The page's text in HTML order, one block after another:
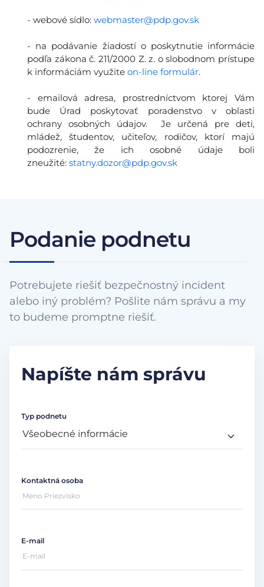
- webové sídlo: webmaster@pdp.gov.sk
- na podávanie žiadostí o poskytnutie informácie
podľa zákona č. 211/2000 Z. z. o slobodnom prístupe
k informáciám využite on-line formulár.
- emailová adresa, prostredníctvom ktorej Vám
bude Úrad poskytovať poradenstvo v oblasti
ochrany osobných údajov. Je určená pre deti,
mládež, študentov, učiteľov, rodičov, ktorí majú
podozrenie, že ich osobné údaje boli
zneužité: statny.dozor@pdp.gov.sk
Podanie podnetu
Potrebujete riešiť bezpečnostný incident
alebo iný problém? Pošlite nám správu a my
to budeme promptne riešiť.
Napíšte nám správu
Typ podnetu
Kontaktná osoba
E-mail